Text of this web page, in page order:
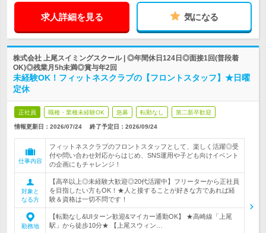
求人詳細を見る 気になる
株式会社 上尾スイミングスクール | ◎年間休日124日◎面接1回(普段着
OK)◎残業月5h未満◎賞与年2回
未経験OK！フィットネスクラブの【フロントスタッフ】★日曜
定休
正社員 職種・業種未経験OK 急募 転勤なし 第二新卒歓迎
情報更新日：2026/07/24 終了予定日： 2026/09/24
仕事内容
フィットネスクラブのフロントスタッフとして、楽しく活躍◎受
付や問い合わせ対応からはじめ、SNS運用や子ども向けイベント
の企画にもチャレンジ！
対象と
なる方
【高卒以上◎未経験大歓迎◎20代活躍中】フリーターから正社員
を目指したい方もOK！★人と接することが好きな方であれば経
験＆資格は一切不問です！
勤務地
【転勤なし&UIターン歓迎&マイカー通勤OK】 ★高崎線「上尾
駅」から徒歩10分★ 【上尾スウィン…